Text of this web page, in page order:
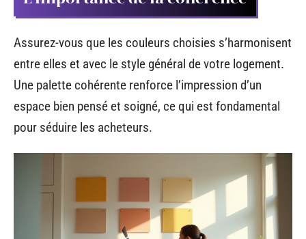
Assurez-vous que les couleurs choisies s’harmonisent
entre elles et avec le style général de votre logement.
Une palette cohérente renforce l’impression d’un
espace bien pensé et soigné, ce qui est fondamental
pour séduire les acheteurs.